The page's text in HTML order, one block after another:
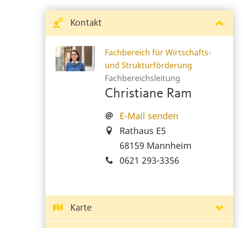
Kontakt
Fachbereich für Wirtschafts-
und Strukturförderung
Fachbereichsleitung
Christiane Ram
E-Mail senden
Rathaus E5
68159 Mannheim
0621 293-3356
Karte